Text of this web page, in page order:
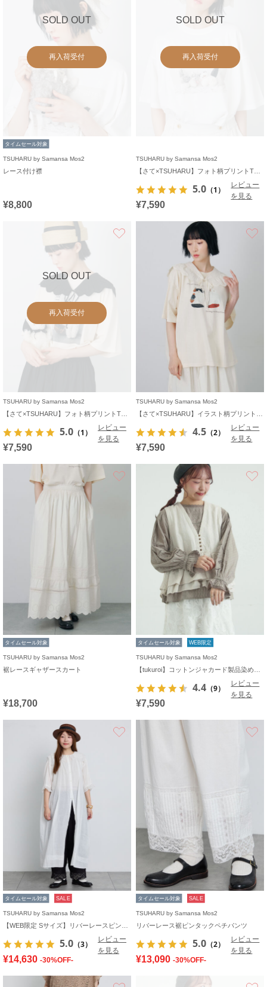
SOLD OUT
再入荷受付
タイムセール対象
TSUHARU by Samansa Mos2
レース付け襟
¥8,800
SOLD OUT
再入荷受付
TSUHARU by Samansa Mos2
5.0 （1）
レビュー
を見る
¥7,590
SOLD OUT
再入荷受付
TSUHARU by Samansa Mos2
5.0 （1）
レビュー
を見る
¥7,590
TSUHARU by Samansa Mos2
4.5 （2）
レビュー
を見る
¥7,590
タイムセール対象
TSUHARU by Samansa Mos2
裾レースギャザースカート
¥18,700
タイムセール対象 WEB限定
TSUHARU by Samansa Mos2
4.4 （9）
レビュー
を見る
¥7,590
タイムセール対象 SALE
TSUHARU by Samansa Mos2
5.0 （3）
レビュー
を見る
¥14,630 -30%OFF-
タイムセール対象 SALE
TSUHARU by Samansa Mos2
リバーレース裾ピンタックペチパンツ
5.0 （2）
レビュー
を見る
¥13,090 -30%OFF-